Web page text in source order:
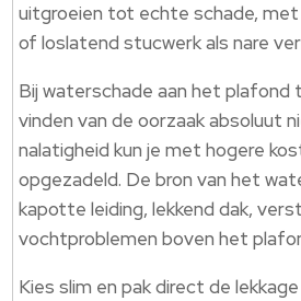
uitgroeien tot echte schade,
of loslatend stucwerk als nare
Bij waterschade aan het plafond
vinden van de oorzaak absoluut
nalatigheid kun je met hogere
opgezadeld. De bron van het
kapotte leiding, lekkend dak,
vochtproblemen boven het
Kies slim en pak direct de